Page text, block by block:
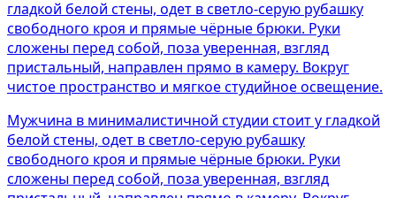
Мужчина в минималистичной студии стоит у гладкой
белой стены, одет в светло-серую рубашку
свободного кроя и прямые чёрные брюки. Руки
сложены перед собой, поза уверенная, взгляд